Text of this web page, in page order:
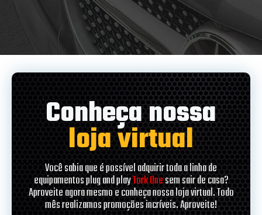
Conheça nossa
loja virtual
Você sabia que é possível adquirir toda a linha de
equipamentos plug and playTork Onesem sair de casa?
Aproveite agora mesmo e conheça nossa loja virtual. Todo
mês realizamos promoções incríveis. Aproveite!